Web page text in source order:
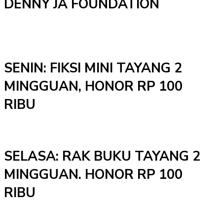
DENNY JA FOUNDATION
SENIN: FIKSI MINI TAYANG 2
MINGGUAN, HONOR RP 100
RIBU
SELASA: RAK BUKU TAYANG 2
MINGGUAN. HONOR RP 100
RIBU